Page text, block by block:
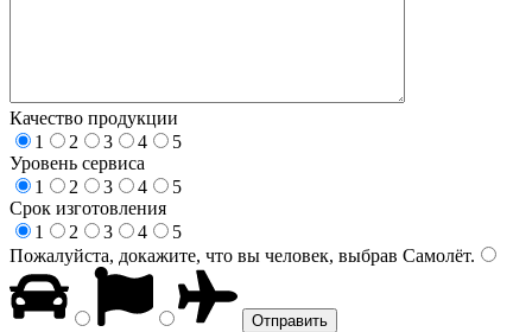
Качество продукции
1
2 3 4
5
Уровень сервиса
1
2 3 4
5
Срок изготовления
1
2 3 4
5
Пожалуйста, докажите, что вы человек, выбрав Самолёт.